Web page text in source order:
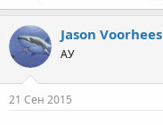
Jason Voorhees
АУ
21 Сен 2015